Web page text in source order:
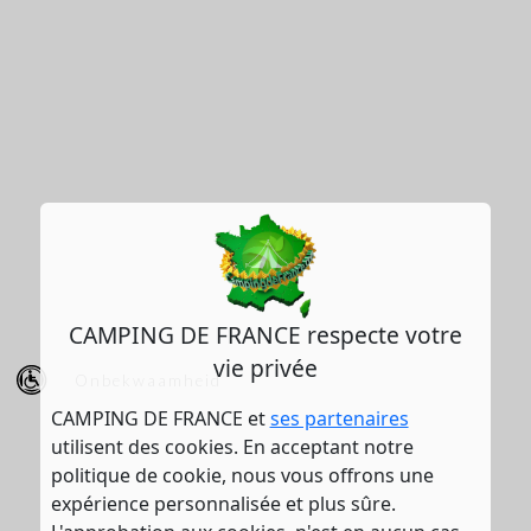
CAMPING DE FRANCE respecte votre
vie privée
CAMPING DE FRANCE etses partenaires
utilisent des cookies. En acceptant notre
politique de cookie, nous vous offrons une
expérience personnalisée et plus sûre.
Onbekwaamheid